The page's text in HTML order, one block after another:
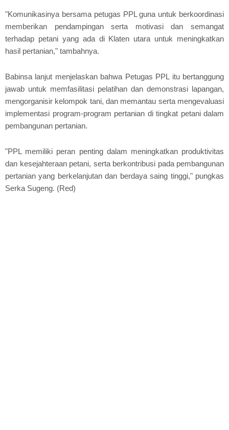
"Komunikasinya bersama petugas PPL guna untuk berkoordinasi
memberikan pendampingan serta motivasi dan semangat
terhadap petani yang ada di Klaten utara untuk meningkatkan
hasil pertanian," tambahnya.
Babinsa lanjut menjelaskan bahwa Petugas PPL itu bertanggung
jawab untuk memfasilitasi pelatihan dan demonstrasi lapangan,
mengorganisir kelompok tani, dan memantau serta mengevaluasi
implementasi program-program pertanian di tingkat petani dalam
pembangunan pertanian.
"PPL memiliki peran penting dalam meningkatkan produktivitas
dan kesejahteraan petani, serta berkontribusi pada pembangunan
pertanian yang berkelanjutan dan berdaya saing tinggi," pungkas
Serka Sugeng. (Red)